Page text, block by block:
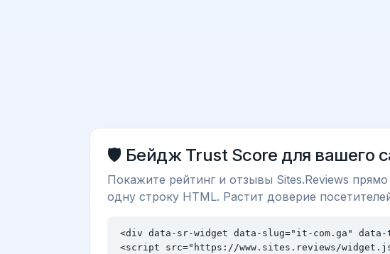
🛡️ Бейдж Trust Score для вашего
Покажите рейтинг и отзывы Sites.Reviews
одну строку HTML. Растит доверие
<div data-sr-widget data-slug="it-com.ga" data-
<script src="https://www.sites.reviews/